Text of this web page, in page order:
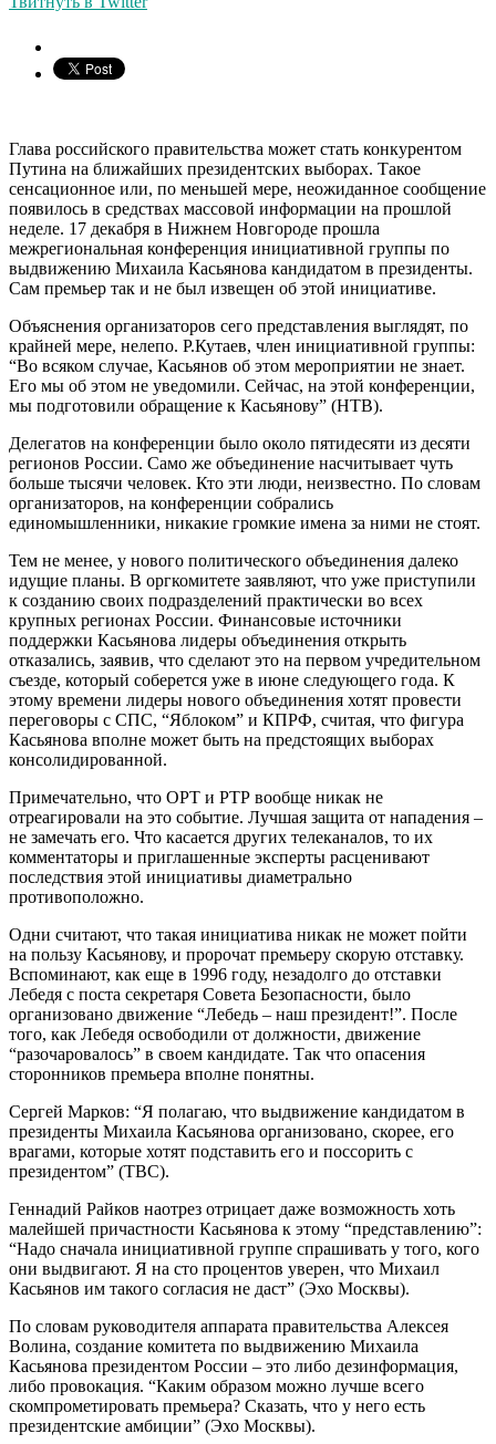
Глава российского правительства может стать конкурентом
Путина на ближайших президентских выборах. Такое
сенсационное или, по меньшей мере, неожиданное сообщение
появилось в средствах массовой информации на прошлой
неделе. 17 декабря в Нижнем Новгороде прошла
межрегиональная конференция инициативной группы по
выдвижению Михаила Касьянова кандидатом в президенты.
Сам премьер так и не был извещен об этой инициативе.
Объяснения организаторов сего представления выглядят, по
крайней мере, нелепо. Р.Кутаев, член инициативной группы:
“Во всяком случае, Касьянов об этом мероприятии не знает.
Его мы об этом не уведомили. Сейчас, на этой конференции,
мы подготовили обращение к Касьянову” (НТВ).
Делегатов на конференции было около пятидесяти из десяти
регионов России. Само же объединение насчитывает чуть
больше тысячи человек. Кто эти люди, неизвестно. По словам
организаторов, на конференции собрались
единомышленники, никакие громкие имена за ними не стоят.
Тем не менее, у нового политического объединения далеко
идущие планы. В оргкомитете заявляют, что уже приступили
к созданию своих подразделений практически во всех
крупных регионах России. Финансовые источники
поддержки Касьянова лидеры объединения открыть
отказались, заявив, что сделают это на первом учредительном
съезде, который соберется уже в июне следующего года. К
этому времени лидеры нового объединения хотят провести
переговоры с СПС, “Яблоком” и КПРФ, считая, что фигура
Касьянова вполне может быть на предстоящих выборах
консолидированной.
Примечательно, что ОРТ и РТР вообще никак не
отреагировали на это событие. Лучшая защита от нападения –
не замечать его. Что касается других телеканалов, то их
комментаторы и приглашенные эксперты расценивают
последствия этой инициативы диаметрально
противоположно.
Одни считают, что такая инициатива никак не может пойти
на пользу Касьянову, и пророчат премьеру скорую отставку.
Вспоминают, как еще в 1996 году, незадолго до отставки
Лебедя с поста секретаря Совета Безопасности, было
организовано движение “Лебедь – наш президент!”. После
того, как Лебедя освободили от должности, движение
“разочаровалось” в своем кандидате. Так что опасения
сторонников премьера вполне понятны.
Сергей Марков: “Я полагаю, что выдвижение кандидатом в
президенты Михаила Касьянова организовано, скорее, его
врагами, которые хотят подставить его и поссорить с
президентом” (ТВС).
Геннадий Райков наотрез отрицает даже возможность хоть
малейшей причастности Касьянова к этому “представлению”:
“Надо сначала инициативной группе спрашивать у того, кого
они выдвигают. Я на сто процентов уверен, что Михаил
Касьянов им такого согласия не даст” (Эхо Москвы).
По словам руководителя аппарата правительства Алексея
Волина, создание комитета по выдвижению Михаила
Касьянова президентом России – это либо дезинформация,
либо провокация. “Каким образом можно лучше всего
скомпрометировать премьера? Сказать, что у него есть
президентские амбиции” (Эхо Москвы).